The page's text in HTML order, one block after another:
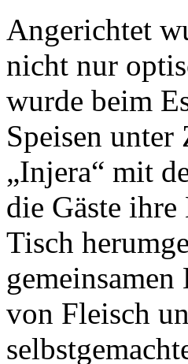
Angerichtet
nicht nur
wurde beim
Speisen
„Injera“ mit
die Gäste ihre
Tisch
von Fleisch